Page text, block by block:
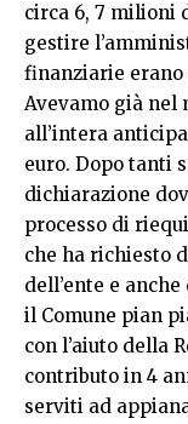
circa 6, 7 milioni
gestire
finanziarie erano
Avevamo già nel
all’intera
euro. Dopo tanti
dichiarazione
processo di
che ha richiesto
dell’ente e
il Comune pian
con l’aiuto della
contributo in 4
serviti ad